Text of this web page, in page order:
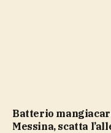
Batterio mangiacarne trovato nello stretto di
Messina, scatta